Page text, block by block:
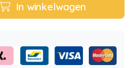
In winkelwagen